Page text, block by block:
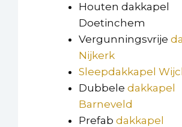
Houten dakkapel
Doetinchem
Vergunningsvrije
Nijkerk
Sleepdakkapel
Dubbele dakkapel
Barneveld
Prefab dakkapel